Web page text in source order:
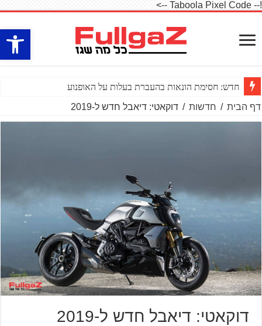
פתח
!-- Taboola Pixel Code -->
חדש: חסימת הונאות בהעברת בעלות על האופנוע
דף הבית / חדשות / דוקאטי: דיאבל חדש ל-2019
דוקאטי: דיאבל חדש ל-2019